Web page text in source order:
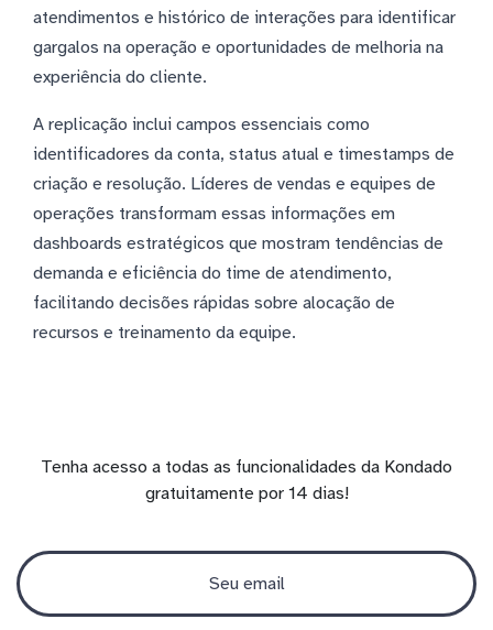
atendimentos e histórico de interações para identificar
gargalos na operação e oportunidades de melhoria na
experiência do cliente.
A replicação inclui campos essenciais como
identificadores da conta, status atual e timestamps de
criação e resolução. Líderes de vendas e equipes de
operações transformam essas informações em
dashboards estratégicos que mostram tendências de
demanda e eficiência do time de atendimento,
facilitando decisões rápidas sobre alocação de
recursos e treinamento da equipe.
Tenha acesso a todas as funcionalidades da Kondado
gratuitamente por 14 dias!